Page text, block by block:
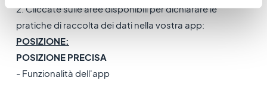
2. Cliccate sulle aree disponibili per dichiarare le
pratiche di raccolta dei dati nella vostra app:
POSIZIONE:
POSIZIONE PRECISA
- Funzionalità dell'app